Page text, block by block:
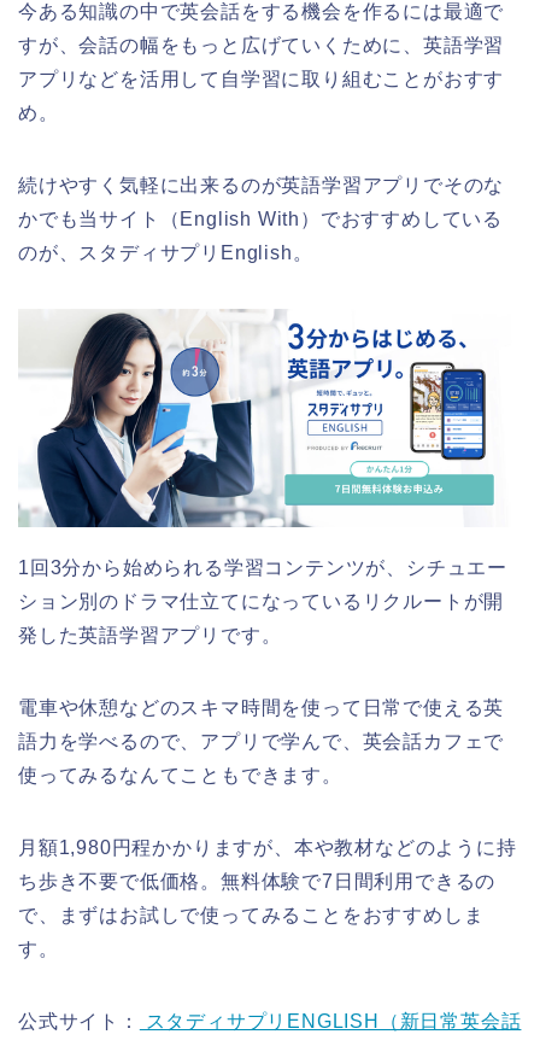
今ある知識の中で英会話をする機会を作るには最適で
すが、会話の幅をもっと広げていくために、英語学習
アプリなどを活用して自学習に取り組むことがおすす
め。
続けやすく気軽に出来るのが英語学習アプリでそのな
かでも当サイト（English With）でおすすめしている
のが、スタディサプリEnglish。
1回3分から始められる学習コンテンツが、シチュエー
ション別のドラマ仕立てになっているリクルートが開
発した英語学習アプリです。
電車や休憩などのスキマ時間を使って日常で使える英
語力を学べるので、アプリで学んで、英会話カフェで
使ってみるなんてこともできます。
月額1,980円程かかりますが、本や教材などのように持
ち歩き不要で低価格。無料体験で7日間利用できるの
で、まずはお試しで使ってみることをおすすめしま
す。
公式サイト：
スタディサプリENGLISH（新日常英会話